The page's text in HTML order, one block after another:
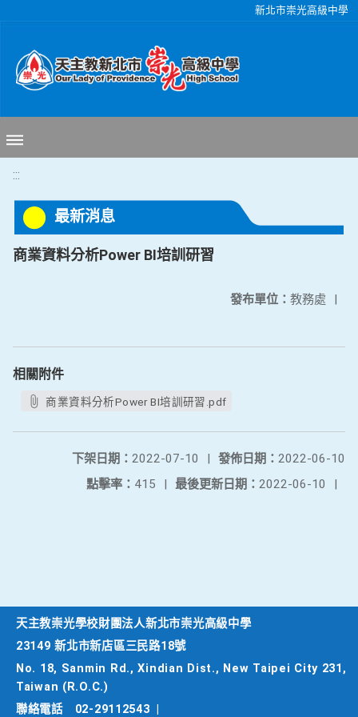
新北市崇光高級中學
:::
最新消息
商業資料分析Power BI培訓研習
發布單位： 教務處 |
相關附件
商業資料分析Power BI培訓研習.pdf
發佈日期： 2022-06-10
下架日期： 2022-07-10
|
最後更新日期： 2022-06-10 |
點擊率： 415 |
天主教崇光學校財團法人新北市崇光高級中學
23149 新北市新店區三民路18號
No. 18, Sanmin Rd., Xindian Dist., New Taipei City 231,
Taiwan (R.O.C.)
聯絡電話
02-29112543